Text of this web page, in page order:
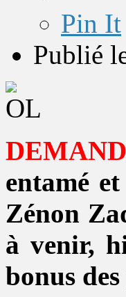
Pin It
Publié
entamé
Zénon
à venir,
bonus